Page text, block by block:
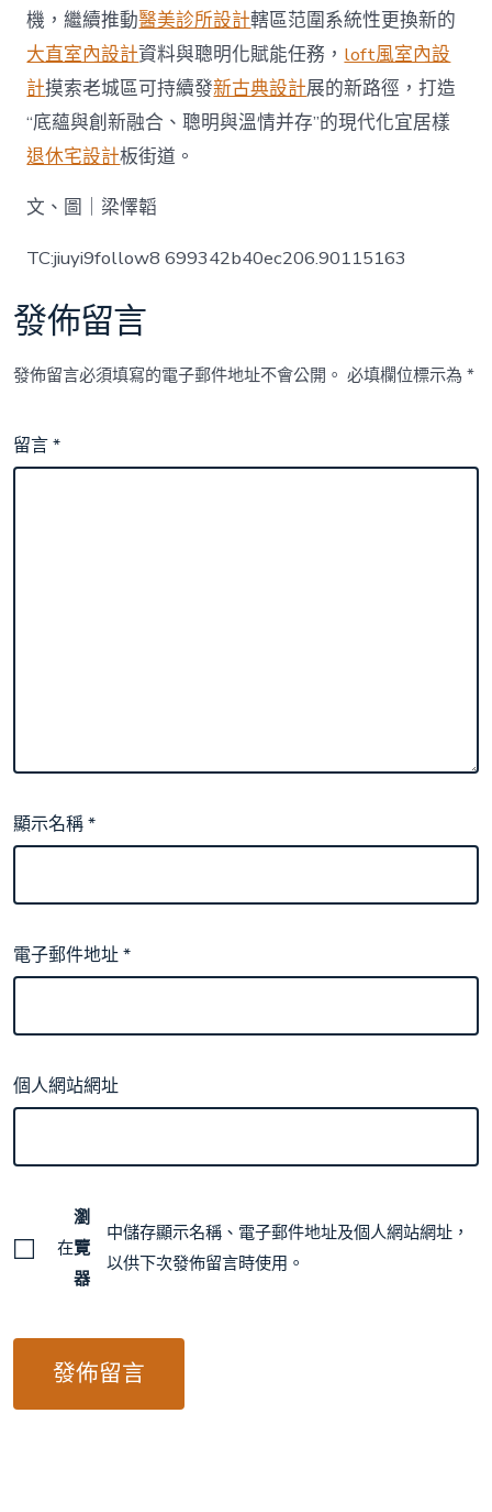
機，繼續推動醫美診所設計轄區范圍系統性更換新的
大直室內設計資料與聰明化賦能任務， loft風室內設
計摸索老城區可持續發新古典設計展的新路徑，打造
“底蘊與創新融合、聰明與溫情并存”的現代化宜居樣
退休宅設計板街道。
文、圖｜梁懌韜
TC:jiuyi9follow8 699342b40ec206.90115163
發佈留言
發佈留言必須填寫的電子郵件地址不會公開。 必填欄位標示為*
留言*
顯示名稱*
電子郵件地址*
個人網站網址
在
瀏
覽
器
中儲存顯示名稱、電子郵件地址及個人網站網址，
以供下次發佈留言時使用。